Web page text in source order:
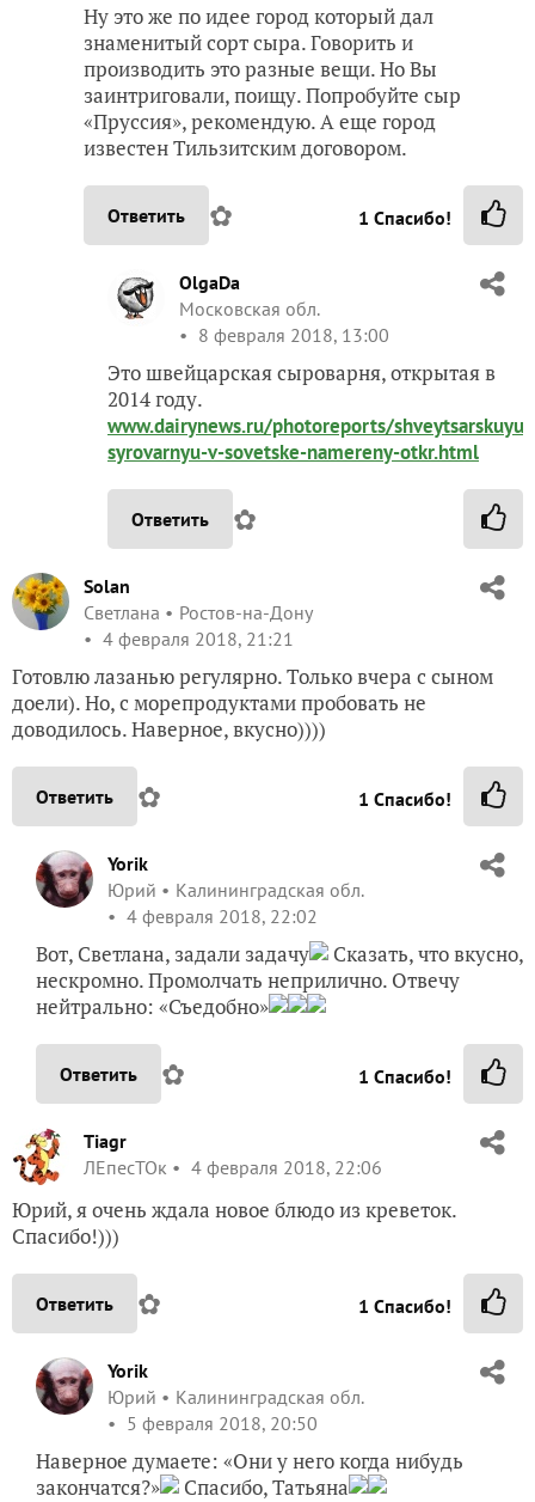
Ну это же по идее город который дал
знаменитый сорт сыра. Говорить и
производить это разные вещи. Но Вы
заинтриговали, поищу. Попробуйте сыр
«Пруссия», рекомендую. А еще город
известен Тильзитским договором.
Ответить ✿ 1 Спасибо!
OlgaDa
Московская обл.
8 февраля 2018, 13:00
Это швейцарская сыроварня, открытая в
2014 году.
www.dairynews.ru/photoreports/shveytsarskuyu-
syrovarnyu-v-sovetske-namereny-otkr.html
Ответить ✿
Solan
Светлана
Ростов-на-Дону
4 февраля 2018, 21:21
Готовлю лазанью регулярно. Только вчера с сыном
доели). Но, с морепродуктами пробовать не
доводилось. Наверное, вкусно))))
Ответить ✿ 1 Спасибо!
Yorik
Юрий
Калининградская обл.
4 февраля 2018, 22:02
Вот, Светлана, задали задачу
Сказать, что вкусно,
нескромно. Промолчать неприлично. Отвечу
нейтрально: «Съедобно»
Ответить ✿ 1 Спасибо!
Tiagr
ЛЕпесТОк
4 февраля 2018, 22:06
Юрий, я очень ждала новое блюдо из креветок.
Спасибо!)))
Ответить ✿ 1 Спасибо!
Yorik
Юрий
Калининградская обл.
5 февраля 2018, 20:50
Наверное думаете: «Они у него когда нибудь
закончатся?»
Спасибо, Татьяна